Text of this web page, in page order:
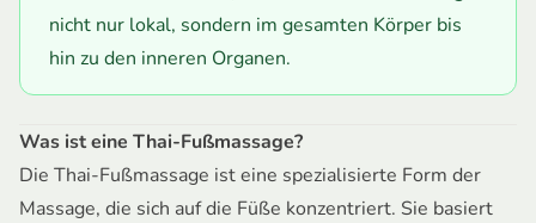
nicht nur lokal, sondern im gesamten Körper bis
hin zu den inneren Organen.
Was ist eine Thai-Fußmassage?
Die Thai-Fußmassage ist eine spezialisierte Form der
Massage, die sich auf die Füße konzentriert. Sie basiert